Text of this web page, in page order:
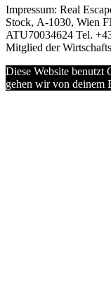
Impressum: Real
Stock, A-1030, Wien
ATU70034624 Tel.
Mitglied der
Diese Website benutzt
gehen wir von deinem